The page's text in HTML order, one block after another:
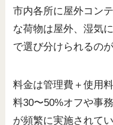
市内各所に屋外コン
な荷物は屋外、湿気
で選び分けられるの
料金は管理費＋使用
料30〜50%オフや事
が頻繁に実施されて